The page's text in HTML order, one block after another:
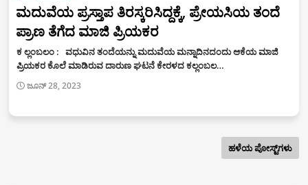
ಮದುವೆಯ ಪ್ರಸ್ತಾಪ ತಿರಸ್ಕರಿಸಿದ್ದಕ್ಕೆ, ಪ್ರೇಯಸಿಯ ತಂದೆ
ಪ್ರಾಣ ತೆಗೆದ ಮಾಜಿ ಪ್ರಿಯಕರ
ಕ ಲ್ಲಂಬಲಂ : ವಧುವಿನ ತಂದೆಯನ್ನು ಮದುವೆಯ ಮನ್ನಾದಿನದಂದು ಆಕೆಯ ಮಾಜಿ
ಪ್ರಿಯಕರ ಕೊಲೆ ಮಾಡಿರುವ ದಾರುಣ ಘಟನೆ ಕೇರಳದ ಕಲ್ಲಂಬಲ…
ಜೂನ್ 28, 2023
ಹಳೆಯ ಪೋಸ್ಟ್‌ಗಳು